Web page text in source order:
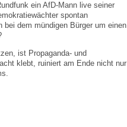
ein AfD-Mann live seiner
spontan
dem mündigen Bürger um einen
ist Propaganda- und
klebt, ruiniert am Ende nicht nur